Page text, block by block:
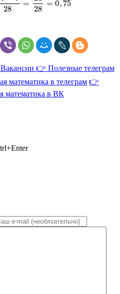
👉 Полезные телеграм
математика в телеграм 👉
математика в ВК